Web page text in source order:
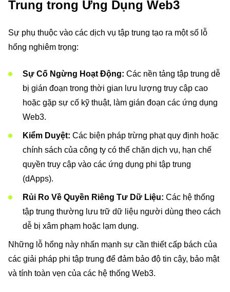
Trung trong Ứng Dụng Web3
Sự phụ thuộc vào các dịch vụ tập trung tạo ra một số lỗ
hổng nghiêm trọng:
Sự Cố Ngừng Hoạt Động: Các nền tảng tập trung dễ
bị gián đoạn trong thời gian lưu lượng truy cập cao
hoặc gặp sự cố kỹ thuật, làm gián đoạn các ứng dụng
Web3.
Kiểm Duyệt: Các biện pháp trừng phạt quy định hoặc
chính sách của công ty có thể chặn dịch vụ, hạn chế
quyền truy cập vào các ứng dụng phi tập trung
(dApps).
Rủi Ro Về Quyền Riêng Tư Dữ Liệu: Các hệ thống
tập trung thường lưu trữ dữ liệu người dùng theo cách
dễ bị xâm phạm hoặc lạm dụng.
Những lỗ hổng này nhấn mạnh sự cần thiết cấp bách của
các giải pháp phi tập trung để đảm bảo độ tin cậy, bảo mật
và tính toàn vẹn của các hệ thống Web3.